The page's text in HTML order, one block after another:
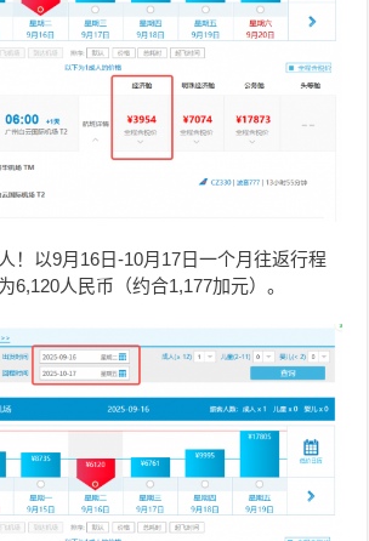
！以9月16日-10月17日一个月往返行程
6,120人民币（约合1,177加元）。